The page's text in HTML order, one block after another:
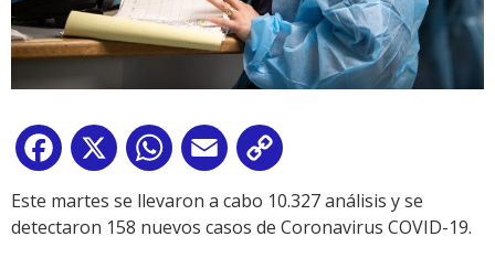
Facebook
X WhatsApp
Email
Link
Este martes se llevaron a cabo 10.327 análisis y se
detectaron 158 nuevos casos de Coronavirus COVID-19.